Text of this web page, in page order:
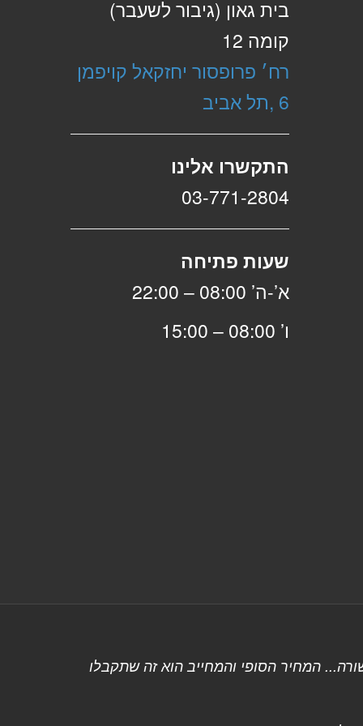
בית גאון (גיבור לשעבר)
קומה 12
רח׳ פרופסור יחזקאל קויפמן
6 ,תל אביב
התקשרו אלינו
03-771-2804
שעות פתיחה
א’-ה’ 08:00 – 22:00
ו’ 08:00 – 15:00
המחיר הסופי והמחייב הוא זה שתקבלו